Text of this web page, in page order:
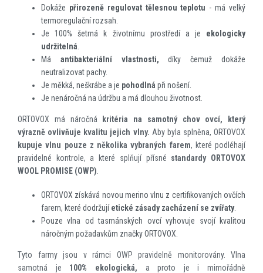
Dokáže přirozeně regulovat tělesnou teplotu - má velký
termoregulační rozsah.
Je 100% šetrná k životnímu prostředí a je ekologicky
udržitelná
Má antibakteriální vlastnosti, díky čemuž dokáže
neutralizovat pachy.
Je měkká, neškrábe a je pohodlná při nošení.
Je nenáročná na údržbu a má dlouhou životnost.
ORTOVOX má náročná
kritéria na samotný chov ovcí, který
výrazně ovlivňuje kvalitu jejich vlny. Aby byla splněna, ORTOVOX
kupuje vlnu pouze z několika vybraných farem, které podléhají
pravidelné kontrole, a které splňují přísné standardy ORTOVOX
WOOL PROMISE (OWP)
ORTOVOX získává novou merino vlnu z certifikovaných ovčích
farem, které dodržujíetické zásady zacházení se zvířaty.
Pouze vlna od tasmánských ovcí vyhovuje svojí kvalitou
náročným požadavkům značky ORTOVOX.
Tyto farmy jsou v rámci OWP pravidelně monitorovány. Vlna
samotná je 100% ekologická, a proto je i mimořádně